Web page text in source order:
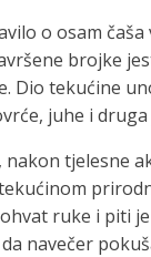
o osam čaša
brojke
Dio tekućine
juhe i
tjelesne
ruke i piti
navečer